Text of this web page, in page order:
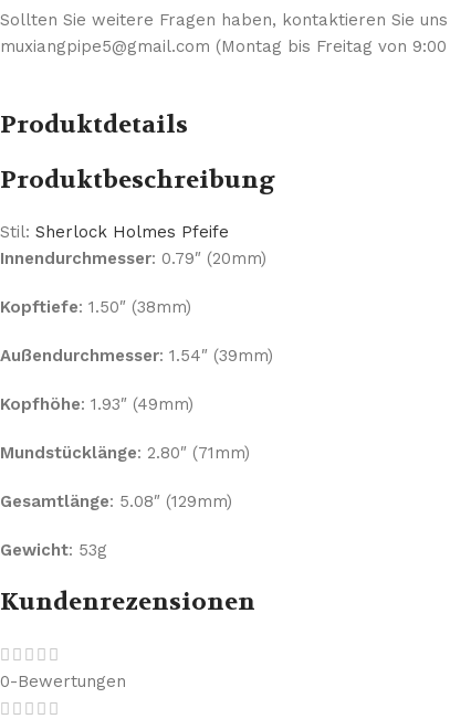
Sollten Sie weitere Fragen haben, kontaktieren Sie
muxiangpipe5@gmail.com (Montag bis Freitag von 9:00
Produktdetails
Produktbeschreibung
Stil: Sherlock Holmes Pfeife
Innendurchmesser: 0.79″ (20mm)
Kopftiefe: 1.50″ (38mm)
Außendurchmesser: 1.54″ (39mm)
Kopfhöhe: 1.93″ (49mm)
Mundstücklänge: 2.80″ (71mm)
Gesamtlänge: 5.08″ (129mm)
Gewicht: 53g
Kundenrezensionen
0-Bewertungen